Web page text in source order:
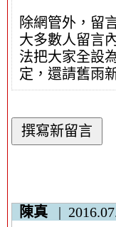
除網管外，留
大多數人留言
法把大家全設
定，還請舊雨
陳真